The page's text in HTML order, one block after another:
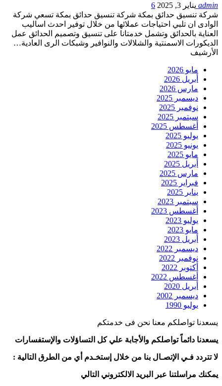
admin يناير 3, 2025
6
شركة تنسيق حدائق بمكة شركة تنسيق حدائق بمكة تسعي شركة
الوادى ان تلبي احتياجات عملائها من خلال توفير احدث اساليب
العناية بالحدائق وتشمل خدمتانا على تنسيق وتصميم الحدائق عمل
الديكورات الاسمنتية والشلالات والنوافير وشبكات الرى العادية…
الأرشيف
مايو 2026
أبريل 2026
مارس 2026
ديسمبر 2025
نوفمبر 2025
سبتمبر 2025
أغسطس 2025
يوليو 2025
يونيو 2025
مايو 2025
أبريل 2025
مارس 2025
فبراير 2025
يناير 2025
سبتمبر 2023
أغسطس 2023
يوليو 2023
مايو 2023
أبريل 2023
ديسمبر 2022
نوفمبر 2022
أكتوبر 2022
أغسطس 2022
أبريل 2020
ديسمبر 2002
يوليو 1990
يسعدنا تواصلكم معنا نحن فى خدمتكم
يسعدنا دائماً تواصلكم والأجابة علي كل التساؤلات والإستفسارات
لا تتردد فـي الإتصـال بنا من خلال إستخـدم أي من الطرق التالية :
يمكنك مراسلتنا عبر البريد الالكتروني التالي